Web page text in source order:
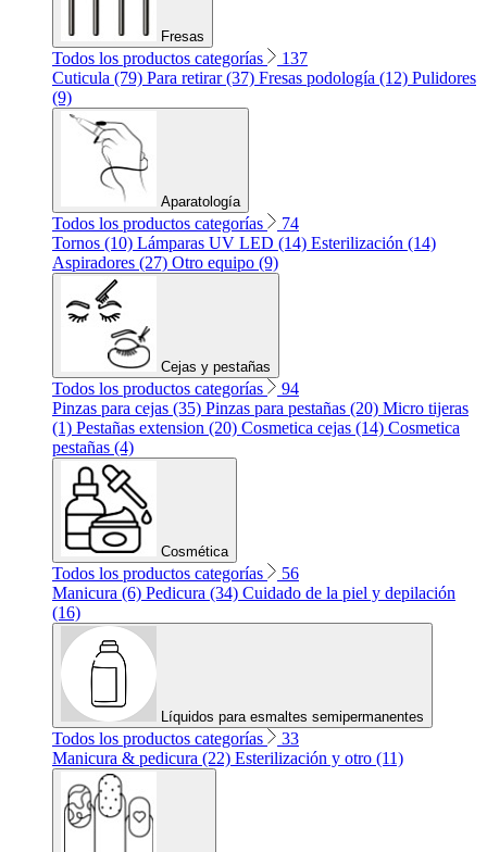
Fresas
Todos los productos categorías
137
Cuticula (79) Para retirar (37) Fresas podología (12) Pulidores
(9)
Aparatología
Todos los productos categorías
74
Tornos (10) Lámparas UV LED (14) Esterilización (14)
Aspiradores (27) Otro equipo (9)
Cejas y pestañas
Todos los productos categorías
94
Pinzas para cejas (35) Pinzas para pestañas (20) Micro tijeras
(1) Pestañas extension (20) Cosmetica cejas (14) Cosmetica
pestañas (4)
Cosmética
Todos los productos categorías
56
Manicura (6) Pedicura (34) Cuidado de la piel y depilación
(16)
Líquidos para esmaltes semipermanentes
Todos los productos categorías
33
Manicura & pedicura (22) Esterilización y otro (11)